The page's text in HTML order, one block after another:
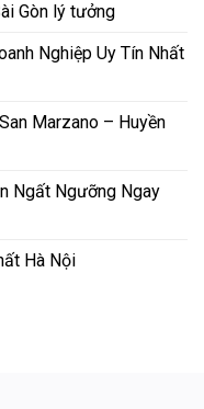
Gòn lý tưởng
Nghiệp Uy Tín Nhất
Marzano – Huyền
Ngất Ngưỡng Ngay
Hà Nội